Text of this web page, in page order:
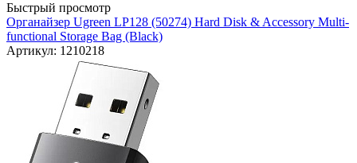
Быстрый просмотр
Органайзер Ugreen LP128 (50274) Hard Disk & Accessory Multi-
functional Storage Bag (Black)
Артикул: 1210218